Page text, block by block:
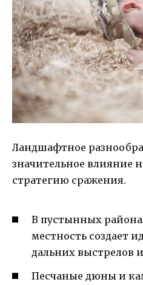
Ландшафтное
значительное влияние
стратегию сражения.
В пустынных
местность создает
дальних выстрелов
Песчаные дюны и